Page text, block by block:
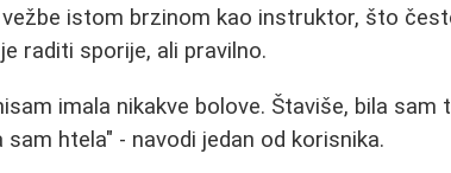
istom brzinom kao instruktor, što
raditi sporije, ali pravilno.
imala nikakve bolove. Štaviše, bila sam
htela" - navodi jedan od korisnika.